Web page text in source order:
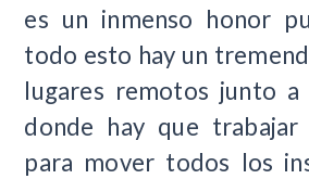
es un inmenso honor
todo esto hay un
lugares remotos junto a
donde hay que trabajar
para mover todos los